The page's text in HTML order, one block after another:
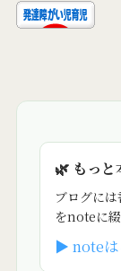
🌿 もっ
ブログに
をnoteに綴
▶ noteは